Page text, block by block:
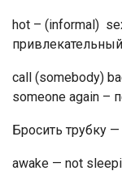
hot – (informal)
привлекательный
call (somebody)
someone again –
Бросить трубку —
awake — not